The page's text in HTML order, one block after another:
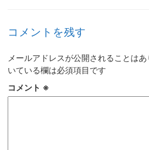
コメントを残す
メールアドレスが公開されることはあ
いている欄は必須項目です
コメント ※